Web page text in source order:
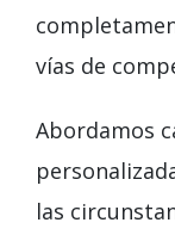
vías de
Abordamos
las